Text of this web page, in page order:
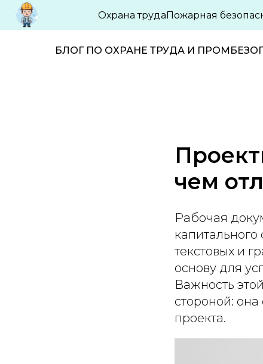
БЛОГ ПО ОХРАНЕ ТРУДА И
Охрана трудаПожарная
чем
Рабочая
капитального
текстовых и
основу для
Важность
стороной:
проекта.